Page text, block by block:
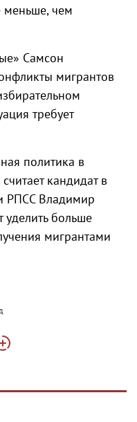
меньше, чем
Самсон
мигрантов
требует
политика в
кандидат в
РПСС Владимир
уделить больше
мигрантами